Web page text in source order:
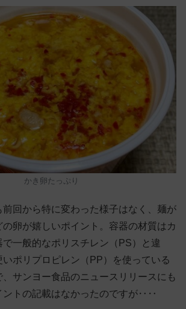
かき卵たっぷり
回から特に変わった様子はなく、麺が
の卵が嬉しいポイント。容器の材質はカ
で一般的なポリスチレン（PS）と違
ポリプロピレン（PP）を使っている
サンヨー食品のニュースリリースにも
ントの記載はなかったのですが‥‥